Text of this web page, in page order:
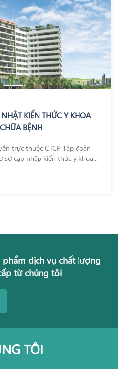
KIẾN THỨC Y KHOA
BỆNH
trực thuộc CTCP Tập đoàn
sở cập nhập kiến thức y khoa...
phẩm dịch vụ chất lượng
từ chúng tôi
TÔI